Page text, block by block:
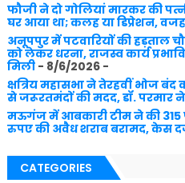
फौजी ने दो गोलियां मारकर की
घर आया था; कलह या डिप्रेशन,
अनूपपुर में पटवारियों की हड़ताल
को लेकर धरना, राजस्व कार्य
मिली- 8/6/2026-
क्षत्रिय महासभा ने तेरहवीं भोज
से जरूरतमंदों की मदद, डॉ. परमार
मऊगंज में आबकारी टीम ने की 315
रुपए की अवैध शराब बरामद, केस
CATEGORIES